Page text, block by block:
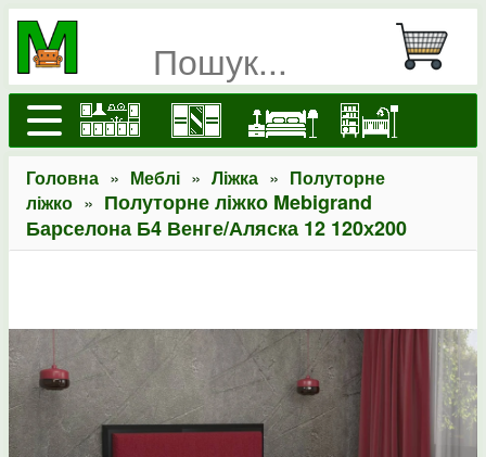
Головна » Меблі » Ліжка » Полуторне
ліжко » Полуторне ліжко Mebigrand
Барселона Б4 Венге/Аляска 12 120х200